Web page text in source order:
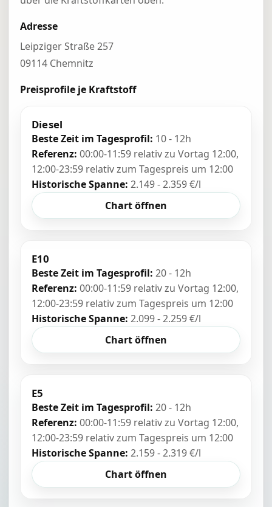
Adresse
Leipziger Straße 257
09114 Chemnitz
Preisprofile je Kraftstoff
Diesel
Beste Zeit im Tagesprofil: 10 - 12h
Referenz: 00:00-11:59 relativ zu Vortag 12:00,
12:00-23:59 relativ zum Tagespreis um 12:00
Historische Spanne: 2.149 - 2.359 €/l
Chart öffnen
E10
Beste Zeit im Tagesprofil: 20 - 12h
Referenz: 00:00-11:59 relativ zu Vortag 12:00,
12:00-23:59 relativ zum Tagespreis um 12:00
Historische Spanne: 2.099 - 2.259 €/l
Chart öffnen
E5
Beste Zeit im Tagesprofil: 20 - 12h
Referenz: 00:00-11:59 relativ zu Vortag 12:00,
12:00-23:59 relativ zum Tagespreis um 12:00
Historische Spanne: 2.159 - 2.319 €/l
Chart öffnen